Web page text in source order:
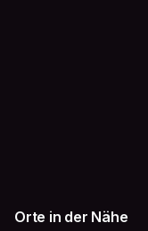
Orte in der Nähe